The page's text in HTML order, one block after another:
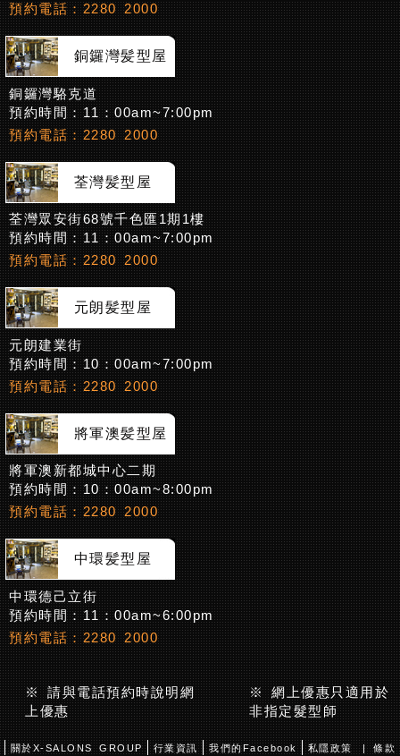
預約電話：2280 2000
銅鑼灣髪型屋
銅鑼灣駱克道
預約時間：11：00am~7:00pm
預約電話：2280 2000
荃灣髪型屋
荃灣眾安街68號千色匯1期1樓
預約時間：11：00am~7:00pm
預約電話：2280 2000
元朗髪型屋
元朗建業街
預約時間：10：00am~7:00pm
預約電話：2280 2000
將軍澳髪型屋
將軍澳新都城中心二期
預約時間：10：00am~8:00pm
預約電話：2280 2000
中環髪型屋
中環德己立街
預約時間：11：00am~6:00pm
預約電話：2280 2000
※ 請與電話預約時說明網
上優惠
※ 網上優惠只適用於
非指定髮型師
關於X-SALONS GROUP 行業資訊 我們的Facebook 私隱政策 | 條款